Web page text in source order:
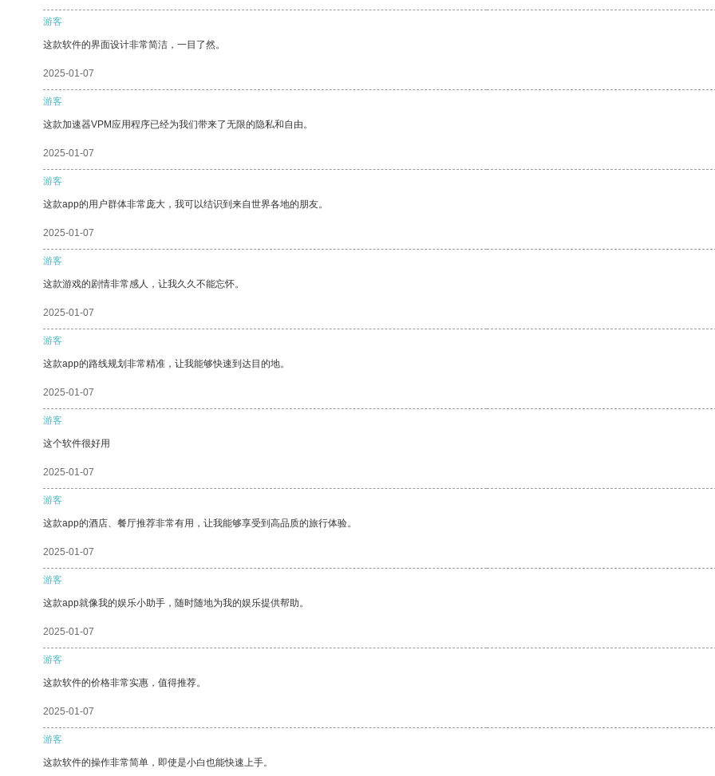
游客
这款软件的界面设计非常简洁，一目了然。
2025-01-07
游客
这款加速器VPM应用程序已经为我们带来了无限的隐私和自由。
2025-01-07
游客
这款app的用户群体非常庞大，我可以结识到来自世界各地的朋友。
2025-01-07
游客
这款游戏的剧情非常感人，让我久久不能忘怀。
2025-01-07
游客
这款app的路线规划非常精准，让我能够快速到达目的地。
2025-01-07
游客
这个软件很好用
2025-01-07
游客
这款app的酒店、餐厅推荐非常有用，让我能够享受到高品质的旅行体验。
2025-01-07
游客
这款app就像我的娱乐小助手，随时随地为我的娱乐提供帮助。
2025-01-07
游客
这款软件的价格非常实惠，值得推荐。
2025-01-07
游客
这款软件的操作非常简单，即使是小白也能快速上手。